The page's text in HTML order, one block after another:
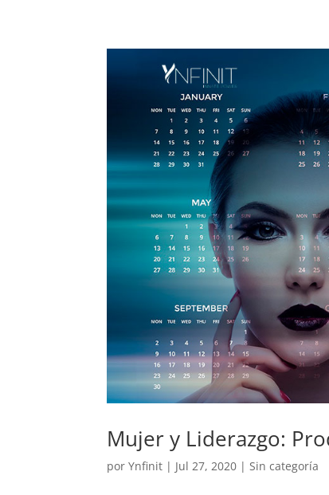
Mujer y Liderazgo:
porYnfinit | Jul 27, 2020 | Sin categoría